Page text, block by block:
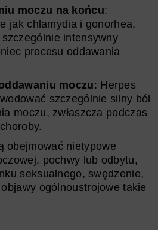
moczu na końcu:
jak chlamydia i gonorhea,
intensywny
procesu oddawania
moczu: Herpes
szczególnie silny ból
moczu, zwłaszcza podczas
obejmować nietypowe
pochwy lub odbytu,
seksualnego, swędzenie,
ogólnoustrojowe takie